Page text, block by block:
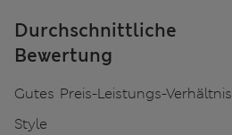
Durchschnittliche
Bewertung
Gutes Preis-Leistungs-Verhältnis
Style